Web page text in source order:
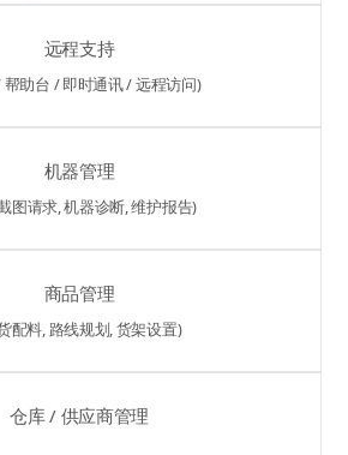
远程支持
帮助台 / 即时通讯 / 远程访问)
机器管理
图请求, 机器诊断, 维护报告)
商品管理
配料, 路线规划, 货架设置)
仓库 / 供应商管理